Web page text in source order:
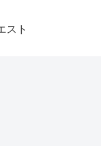
スト